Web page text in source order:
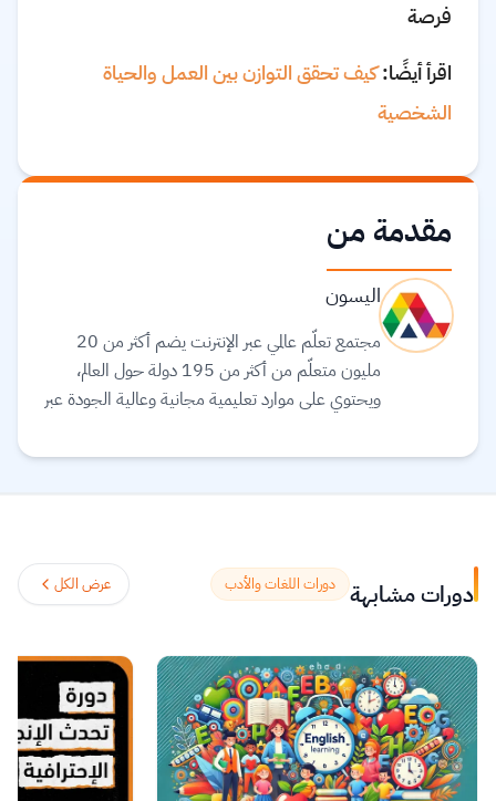
فرصة
اقرأ أيضًا:كيف تحقق التوازن بين العمل والحياة
الشخصية
مقدمة من
اليسون
مجتمع تعلّم عالمي عبر الإنترنت يضم أكثر من 20
مليون متعلّم من أكثر من 195 دولة حول العالم،
ويحتوي على موارد تعليمية مجانية وعالية الجودة عبر
ومعتمدة لسوق العمل. وهم ملتزمون بتحقيق
تحقيق الإمكانات الكاملة.اقرأ المزيد.
دورات مشابهة دورات اللغات والأدب عرض الكل